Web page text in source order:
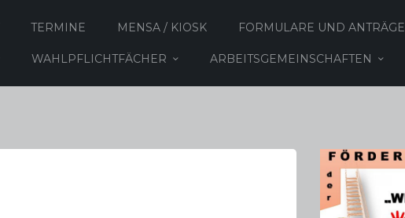
TERMINE MENSA / KIOSK FORMULARE UND ANTRÄGE
WAHLPFLICHTFÄCHER ARBEITSGEMEINSCHAFTEN